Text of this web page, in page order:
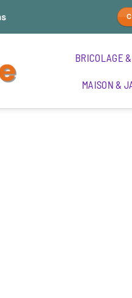
BRICOLAGE
MAISON &